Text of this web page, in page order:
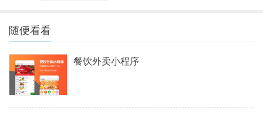
随便看看
餐饮外卖小程序